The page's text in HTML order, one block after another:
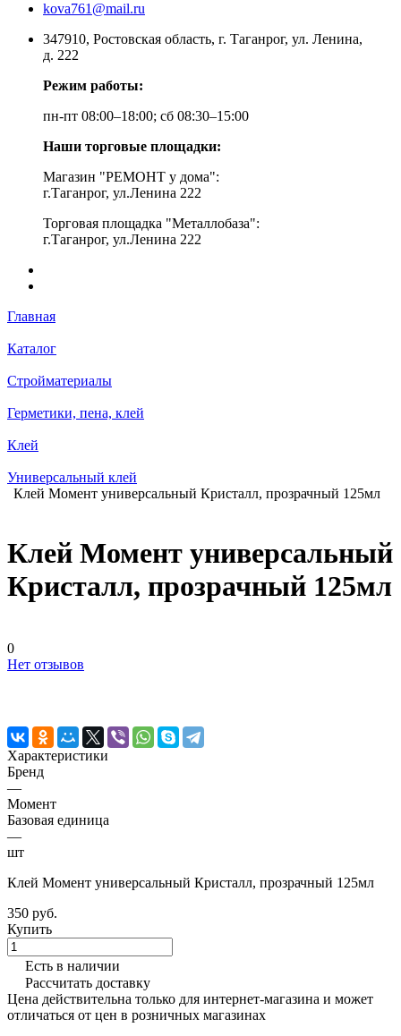
kova761@mail.ru
347910, Ростовская область, г. Таганрог, ул. Ленина,
д. 222
Режим работы:
пн-пт 08:00–18:00; сб 08:30–15:00
Наши торговые площадки:
Магазин "РЕМОНТ у дома":
г.Таганрог, ул.Ленина 222
Торговая площадка "Металлобаза":
г.Таганрог, ул.Ленина 222
Главная
Каталог
Стройматериалы
Герметики, пена, клей
Клей
Универсальный клей
Клей Момент универсальный Кристалл, прозрачный 125мл
Клей Момент универсальный
Кристалл, прозрачный 125мл
0
Нет отзывов
Характеристики
Бренд
—
Момент
Базовая единица
—
шт
Клей Момент универсальный Кристалл, прозрачный 125мл
350 руб.
Купить
Есть в наличии
Рассчитать доставку
Цена действительна только для интернет-магазина и может
отличаться от цен в розничных магазинах